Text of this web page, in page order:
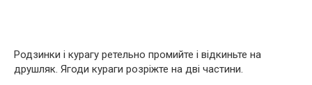
Родзинки і курагу ретельно промийте і відкиньте на
друшляк. Ягоди кураги розріжте на дві частини.